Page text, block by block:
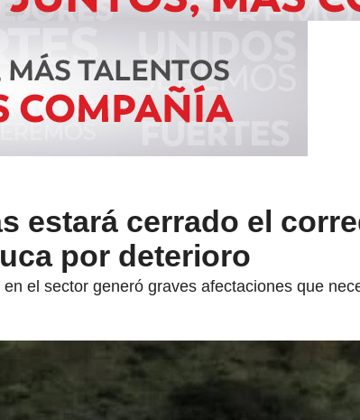
estará cerrado el
por deterioro
el sector generó graves afectaciones que